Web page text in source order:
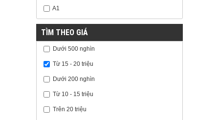
A1
TÌM THEO GIÁ
Dưới 500 nghìn
Từ 15 - 20 triệu
Dưới 200 nghìn
Từ 10 - 15 triệu
Trên 20 triệu